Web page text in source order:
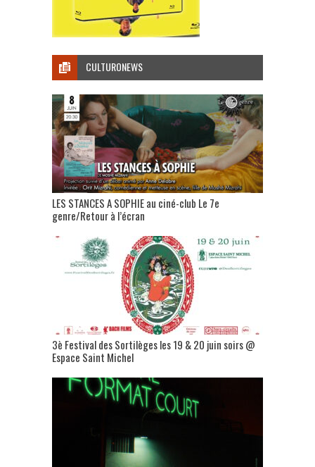
CULTURONEWS
LES STANCES A SOPHIE au ciné-club Le 7e
genre/Retour à l’écran
3è Festival des Sortilèges les 19 & 20 juin soirs @
Espace Saint Michel